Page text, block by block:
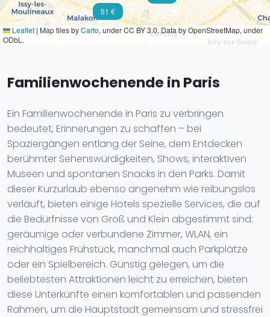
51 €
Leaflet | Map tiles byCarto, under CC BY 3.0. Data by OpenStreetMap, under
ODbL.
Familienwochenende in Paris
Ein Familienwochenende in Paris zu verbringen
bedeutet, Erinnerungen zu schaffen – bei
Spaziergängen entlang der Seine, dem Entdecken
berühmter Sehenswürdigkeiten, Shows, interaktiven
Museen und spontanen Snacks in den Parks. Damit
dieser Kurzurlaub ebenso angenehm wie reibungslos
verläuft, bieten einige Hotels spezielle Services, die auf
die Bedürfnisse von Groß und Klein abgestimmt sind:
geräumige oder verbundene Zimmer, WLAN, ein
reichhaltiges Frühstück, manchmal auch Parkplätze
oder ein Spielbereich. Günstig gelegen, um die
beliebtesten Attraktionen leicht zu erreichen, bieten
diese Unterkünfte einen komfortablen und passenden
Rahmen, um die Hauptstadt gemeinsam und stressfrei